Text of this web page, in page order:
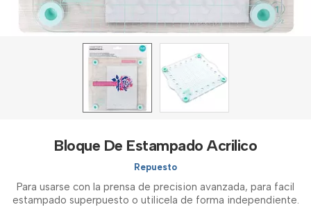
Bloque De Estampado Acrilico
Repuesto
Para usarse con la prensa de precision avanzada, para facil
estampado superpuesto o utilicela de forma independiente.